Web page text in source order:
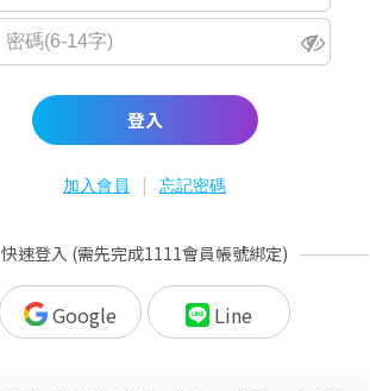
登入
加入會員 | 忘記密碼
快速登入 (需先完成1111會員帳號綁定)
Google Line